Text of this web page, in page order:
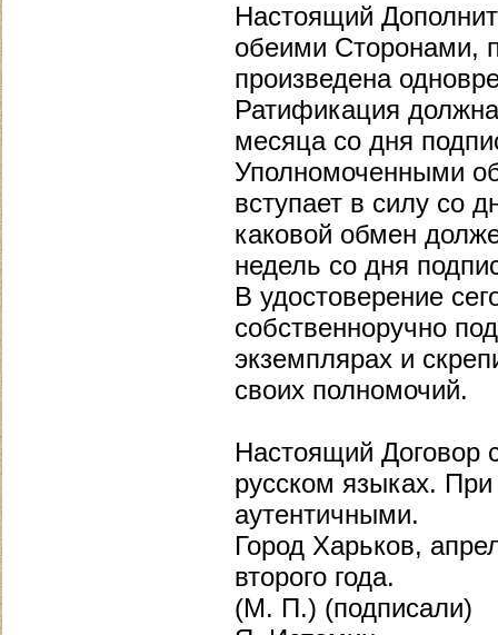
Настоящий
обеими Сторонами,
произведена
Ратификация
месяца со дня
Уполномоченными
вступает в силу со
каковой обмен
недель со дня
В удостоверение
собственноручно
экземплярах и
своих полномочий.
Настоящий Договор
русском языках. При
аутентичными.
Город Харьков,
второго года.
(М. П.) (подписали)